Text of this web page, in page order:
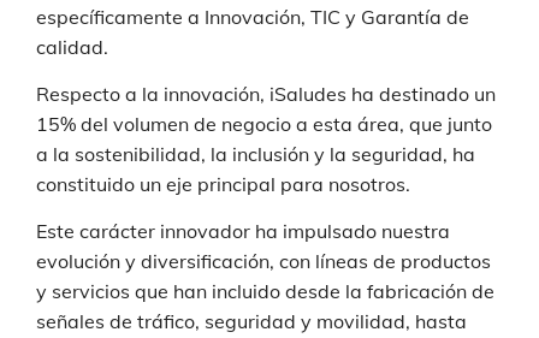
específicamente a Innovación, TIC y Garantía de
calidad.
Respecto a la innovación, iSaludes ha destinado un
15% del volumen de negocio a esta área, que junto
a la sostenibilidad, la inclusión y la seguridad, ha
constituido un eje principal para nosotros.
Este carácter innovador ha impulsado nuestra
evolución y diversificación, con líneas de productos
y servicios que han incluido desde la fabricación de
señales de tráfico, seguridad y movilidad, hasta